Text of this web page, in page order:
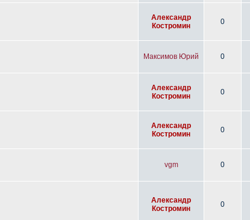
Александр
Костромин
0
Максимов Юрий 0
Александр
Костромин
0
Александр
Костромин
0
vgm 0
Александр
Костромин
0